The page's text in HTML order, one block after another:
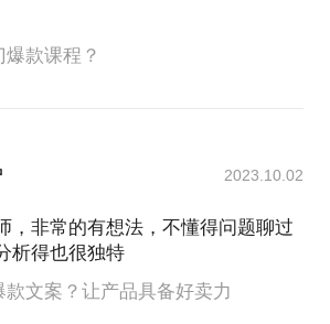
款课程？
2023.10.02
，非常的有想法，不懂得问题聊过
析得也很独特
款文案？让产品具备好卖力